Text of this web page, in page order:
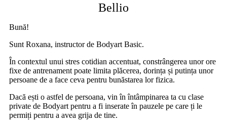
Bellio
Bună!
Sunt Roxana, instructor de Bodyart Basic.
În contextul unui stres cotidian accentuat, constrângerea unor ore
fixe de antrenament poate limita plăcerea, dorința și putința unor
persoane de a face ceva pentru bunăstarea lor fizica.
Dacă ești o astfel de persoana, vin în întâmpinarea ta cu clase
private de Bodyart pentru a fi inserate în pauzele pe care ți le
permiți pentru a avea grija de tine.